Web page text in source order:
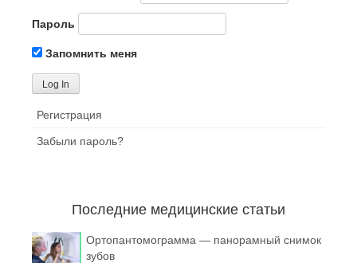
Пароль
Запомнить меня
Регистрация
Забыли пароль?
Последние медицинские статьи
Ортопантомограмма — панорамный снимок
зубов